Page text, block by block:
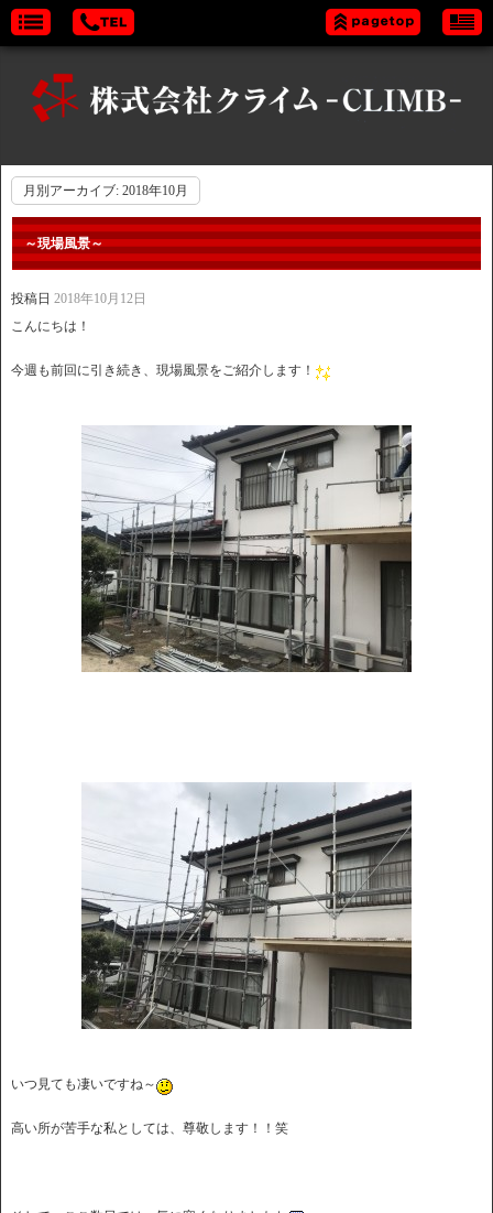
月別アーカイブ: 2018年10月
～現場風景～
投稿日 2018年10月12日
こんにちは！
今週も前回に引き続き、現場風景をご紹介します！
いつ見ても凄いですね～
高い所が苦手な私としては、尊敬します！！笑